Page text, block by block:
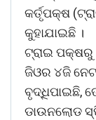
କର୍ତୃପକ୍ଷ
କୁହାଯାଇଛି ।
ଟ୍ରାଇ ପକ୍ଷରୁ
ଜିଓର ୪ଜି
ବୃଦ୍ଧିପାଇଛି,
ଡାଉନଲୋଡ